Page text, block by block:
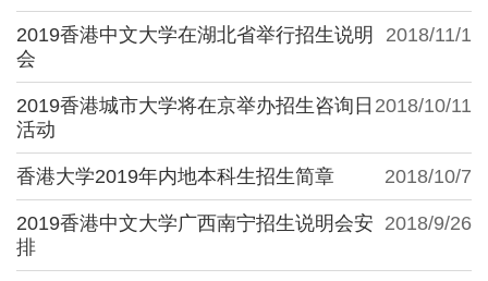
2018/11/1
2019香港中文大学在湖北省举行招生说明
会
2018/10/11
2019香港城市大学将在京举办招生咨询日
活动
2018/10/7
香港大学2019年内地本科生招生简章
2018/9/26
2019香港中文大学广西南宁招生说明会安
排